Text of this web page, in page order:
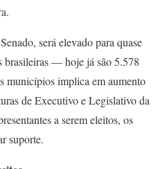
será elevado para quase
brasileiras — hoje já são 5.578
municípios implica em aumento
de Executivo e Legislativo da
a serem eleitos, os
suporte.